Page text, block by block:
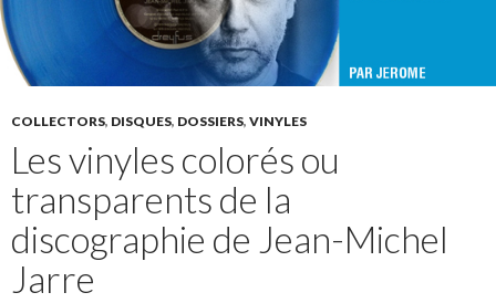
COLLECTORS, DISQUES, DOSSIERS, VINYLES
Les vinyles colorés ou
transparents de la
discographie de Jean-Michel
Jarre